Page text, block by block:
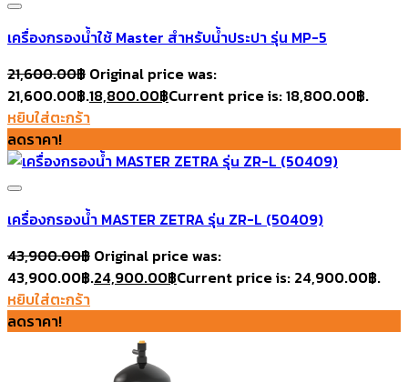
เครื่องกรองน้ำใช้ Master สำหรับน้ำประปา รุ่น MP-5
21,600.00฿ Original price was:
21,600.00฿.18,800.00฿Current price is: 18,800.00฿.
หยิบใส่ตะกร้า
ลดราคา!
เครื่องกรองน้ำ MASTER ZETRA รุ่u ZR-L (50409)
43,900.00฿ Original price was:
43,900.00฿.24,900.00฿Current price is: 24,900.00฿.
หยิบใส่ตะกร้า
ลดราคา!